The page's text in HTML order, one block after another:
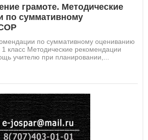
грамоте. Методические
по суммативному
по суммативному оцениванию
класс Методические рекомендации
учителю при планировании,...